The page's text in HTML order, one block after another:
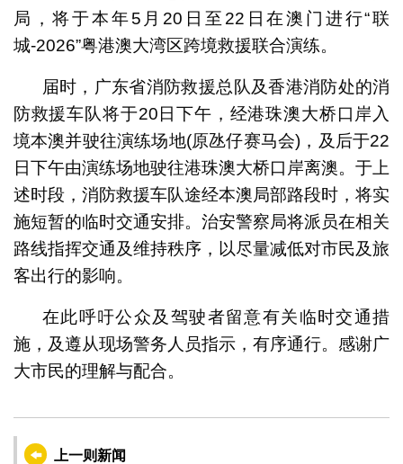
局，将于本年5月20日至22日在澳门进行“联
城-2026”粤港澳大湾区跨境救援联合演练。
届时，广东省消防救援总队及香港消防处的消
防救援车队将于20日下午，经港珠澳大桥口岸入
境本澳并驶往演练场地(原氹仔赛马会)，及后于22
日下午由演练场地驶往港珠澳大桥口岸离澳。于上
述时段，消防救援车队途经本澳局部路段时，将实
施短暂的临时交通安排。治安警察局将派员在相关
路线指挥交通及维持秩序，以尽量减低对市民及旅
客出行的影响。
在此呼吁公众及驾驶者留意有关临时交通措
施，及遵从现场警务人员指示，有序通行。感谢广
大市民的理解与配合。
上一则新闻